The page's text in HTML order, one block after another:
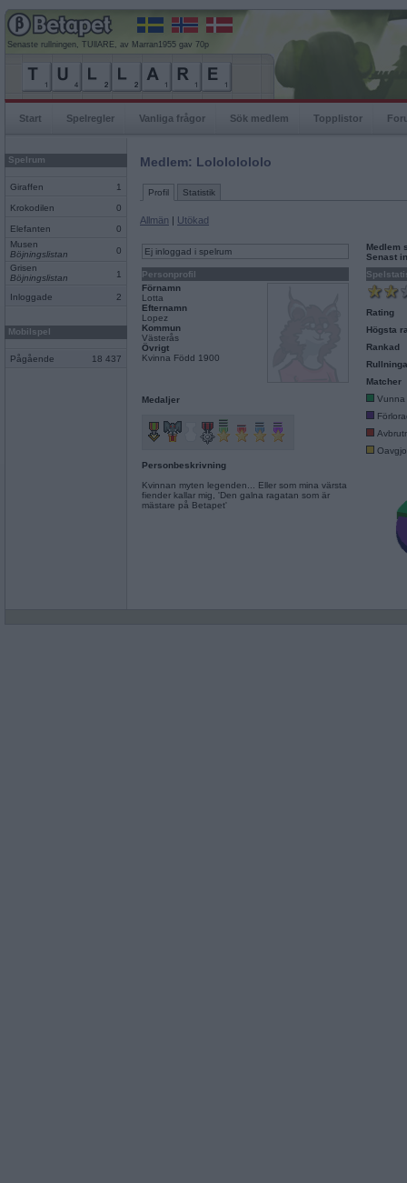
Senaste rullningen, TUllARE, av Marran1955 gav 70p
Start Spelregler Vanliga frågor Sök medlem Topplistor
Spelrum
Giraffen 1
Krokodilen 0
Elefanten
0
Musen
Böjningslistan
0
Grisen
Böjningslistan
1
Inloggade 2
Mobilspel
Pågående 18 437
Medlem: Lolololololo
Profil Statistik
Allmän | Utökad
Ej inloggad i spelrum
Personprofil
Förnamn
Lotta
Efternamn
Lopez
Kommun
Västerås
Övrigt
Kvinna Född 1900
Medaljer
Personbeskrivning
Kvinnan myten legenden... Eller som mina värsta
fiender kallar mig, 'Den galna ragatan som är
mästare på Betapet'
Medlem
Senast
Rating
Högsta
Rankad
Matcher
Vunna